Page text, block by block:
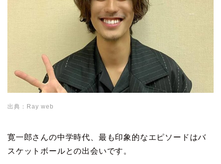
出典：Ray web
寛一郎さんの中学時代、最も印象的なエピソードはバ
スケットボールとの出会いです。